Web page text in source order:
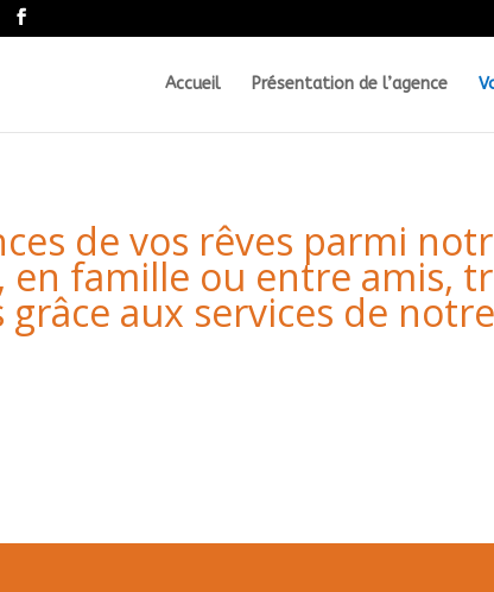
Accueil Présentation de l’agence
de vos rêves parmi
en famille ou entre amis,
aux services de